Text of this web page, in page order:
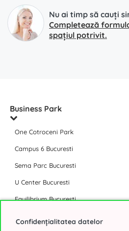
Nu ai timp să cauți
Completează
spațiul potrivit.
Business Park
One Cotroceni Park
Campus 6 Bucuresti
Sema Parc Bucuresti
U Center Bucuresti
Equilibrium Bucuresti
Confidențialitatea datelor